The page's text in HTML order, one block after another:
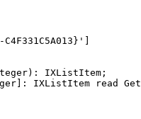
IXListItem;
IXListItem read